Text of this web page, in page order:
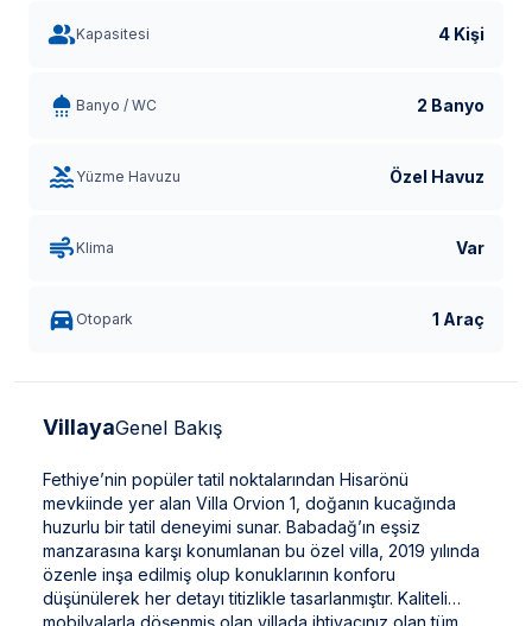
Kapasitesi 4 Kişi
Banyo / WC 2 Banyo
Yüzme Havuzu Özel Havuz
Klima Var
Otopark 1 Araç
VillayaGenel Bakış
Fethiye’nin popüler tatil noktalarından Hisarönü
mevkiinde yer alan Villa Orvion 1, doğanın kucağında
huzurlu bir tatil deneyimi sunar. Babadağ’ın eşsiz
manzarasına karşı konumlanan bu özel villa, 2019 yılında
özenle inşa edilmiş olup konuklarının konforu
düşünülerek her detayı titizlikle tasarlanmıştır. Kaliteli
mobilyalarla döşenmiş olan villada ihtiyacınız olan tüm